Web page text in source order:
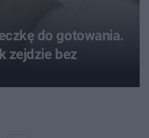
do gotowania.
zejdzie bez